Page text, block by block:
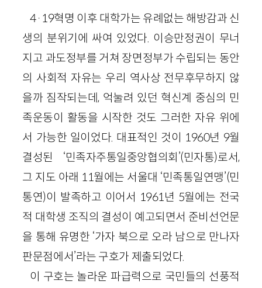
4·19혁명 이후 대학가는 유례없는 해방감과 신
생의 분위기에 싸여 있었다. 이승만정권이 무너
지고 과도정부를 거쳐 장면정부가 수립되는 동안
의 사회적 자유는 우리 역사상 전무후무하지 않
을까 짐작되는데, 억눌려 있던 혁신계 중심의 민
족운동이 활동을 시작한 것도 그러한 자유 위에
서 가능한 일이었다. 대표적인 것이 1960년 9월
결성된 ‘민족자주통일중앙협의회’(민자통)로서,
그 지도 아래 11월에는 서울대 ‘민족통일연맹’(민
통연)이 발족하고 이어서 1961년 5월에는 전국
적 대학생 조직의 결성이 예고되면서 준비선언문
을 통해 유명한 ‘가자 북으로 오라 남으로 만나자
판문점에서’라는 구호가 제출되었다.
이 구호는 놀라운 파급력으로 국민들의 선풍적